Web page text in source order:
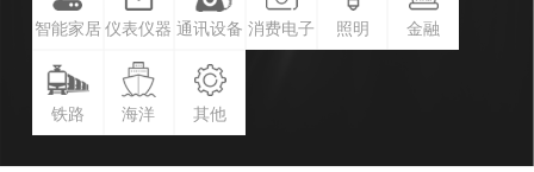
智能家居 仪表仪器 通讯设备 消费电子 照明 金融
铁路 海洋 其他